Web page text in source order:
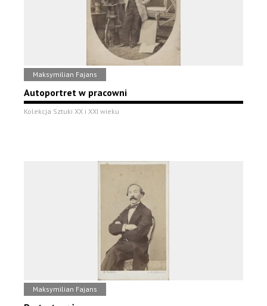
Maksymilian Fajans
Autoportret w pracowni
Kolekcja Sztuki XX i XXI wieku
Maksymilian Fajans